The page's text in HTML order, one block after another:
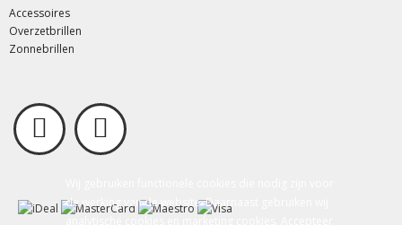
de werking van de website. Daarnaast gebruiken wij
Accessoires
Overzetbrillen
Zonnebrillen